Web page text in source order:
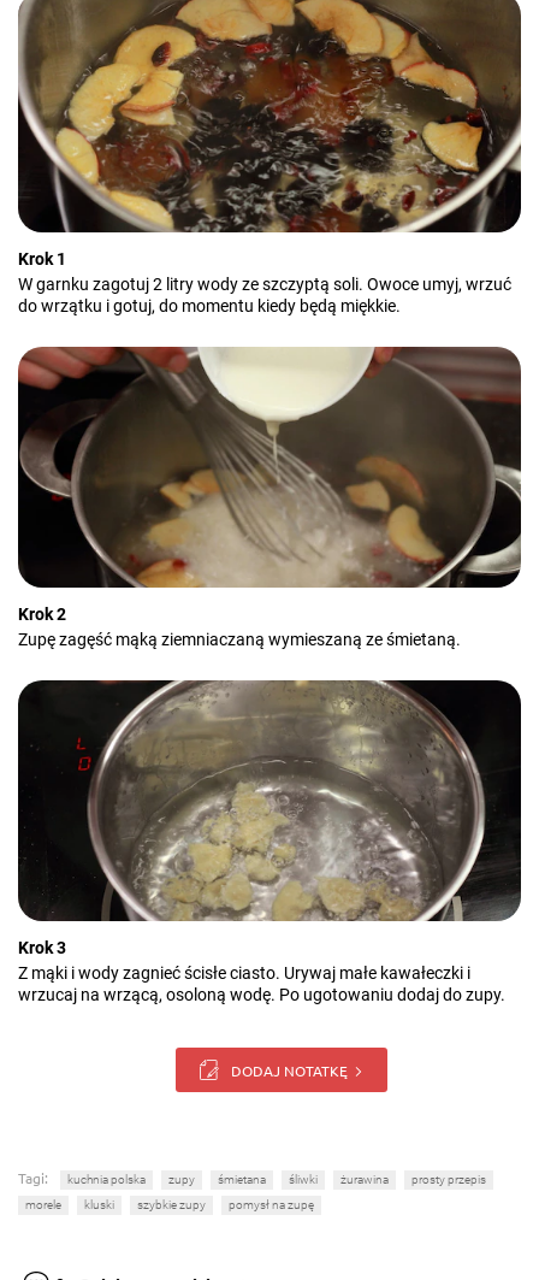
Krok 1
W garnku zagotuj 2 litry wody ze szczyptą soli. Owoce umyj, wrzuć
do wrzątku i gotuj, do momentu kiedy będą miękkie.
Krok 2
Zupę zagęść mąką ziemniaczaną wymieszaną ze śmietaną.
Krok 3
Z mąki i wody zagnieć ścisłe ciasto. Urywaj małe kawałeczki i
wrzucaj na wrzącą, osoloną wodę. Po ugotowaniu dodaj do zupy.
DODAJ NOTATKĘ
Tagi: kuchnia polska zupy śmietana śliwki żurawina
prosty przepis
morele
kluski szybkie zupy pomysł na zupę